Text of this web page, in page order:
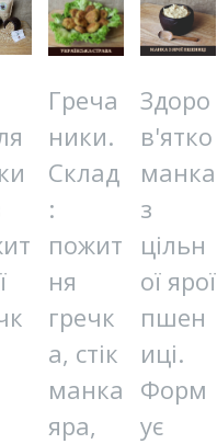
Греча
ники.
Склад
:
пожит
ня
гречк
а, стік
манка
яра,
Здоро
в'ятко
манка
з
цільн
ої ярої
пшен
иці.
Форм
ує